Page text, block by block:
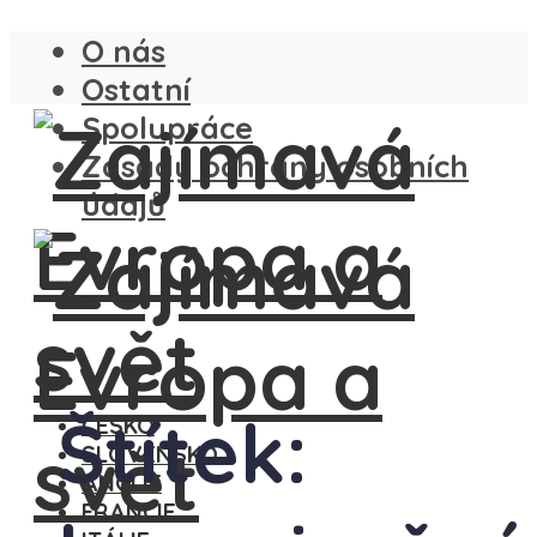
O nás
Ostatní
Spolupráce
Zásady ochrany osobních
údajů
ČESKO
SLOVENSKO
ANGLIE
FRANCIE
Štítek: